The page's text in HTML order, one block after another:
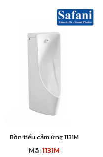
Bồn tiểu cảm ứng 1131M
Mã:1131M